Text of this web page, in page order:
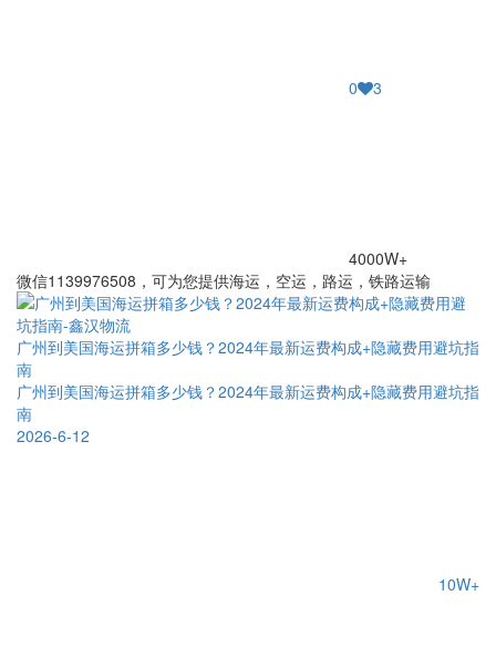
0 3
4000W+
微信1139976508，可为您提供海运，空运，路运，铁路运输
广州到美国海运拼箱多少钱？2024年最新运费构成+隐藏费用避坑指
南
广州到美国海运拼箱多少钱？2024年最新运费构成+隐藏费用避坑指
南
2026-6-12
10W+